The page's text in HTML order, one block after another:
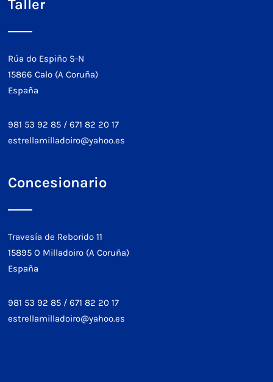
Taller
Rúa do Espiño S-N
15866 Calo (A Coruña)
España
981 53 92 85 /671 82 20 17
estrellamilladoiro@yahoo.es
Concesionario
Travesía de Reborido 11
15895 O Milladoiro (A Coruña)
España
981 53 92 85 /671 82 20 17
estrellamilladoiro@yahoo.es